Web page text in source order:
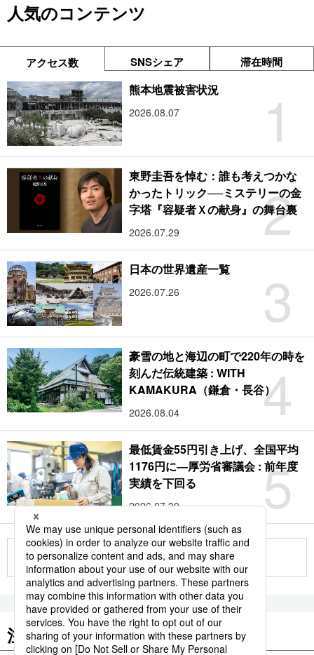
人気のコンテンツ
アクセス数 SNSシェア 滞在時間
1
熊本地震被害状況
2026.08.07
2
東野圭吾を悼む：誰も考えつかな
かったトリック──ミステリーの金
字塔『容疑者Ｘの献身』の舞台裏
2026.07.29
3
日本の世界遺産一覧
2026.07.26
4
豪雪の地と海辺の町で220年の時を
刻んだ伝統建築 : WITH
KAMAKURA（鎌倉・長谷）
2026.08.04
5
最低賃金55円引き上げ、全国平均
1176円に―厚労省審議会 : 前年度
実績を下回る
2026.07.30
もっと見る
注目のキーワード